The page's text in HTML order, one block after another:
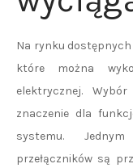
Na rynku
które można
elektrycznej.
znaczenie dla
systemu.
przełączników są